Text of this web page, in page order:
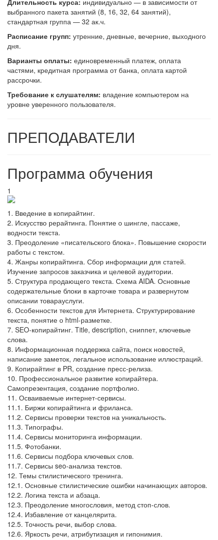
Длительность курса: индивидуально — в зависимости от
выбранного пакета занятий (8, 16, 32, 64 занятий),
стандартная группа — 32 ак.ч.
Расписание групп: утренние, дневные, вечерние, выходного
дня.
Варианты оплаты: единовременный платеж, оплата
частями, кредитная программа от банка, оплата картой
рассрочки.
Требование к слушателям: владение компьютером на
уровне уверенного пользователя.
ПРЕПОДАВАТЕЛИ
Программа обучения
1
1. Введение в копирайтинг.
2. Искусство рерайтинга. Понятие о шингле, пассаже,
водности текста.
3. Преодоление «писательского блока». Повышение скорости
работы с текстом.
4. Жанры копирайтинга. Сбор информации для статей.
Изучение запросов заказчика и целевой аудитории.
5. Структура продающего текста. Схема AIDA. Основные
содержательные блоки в карточке товара и развернутом
описании товарауслуги.
6. Особенности текстов для Интернета. Структурирование
текста, понятие о html-разметке.
7. SEO-копирайтинг. Title, description, сниппет, ключевые
слова.
8. Информационная поддержка сайта, поиск новостей,
написание заметок, легальное использование иллюстраций.
9. Копирайтинг в PR, создание пресс-релиза.
10. Профессиональное развитие копирайтера.
Самопрезентация, создание портфолио.
11. Осваиваемые интернет-сервисы.
11.1. Биржи копирайтинга и фриланса.
11.2. Сервисы проверки текстов на уникальность.
11.3. Типографы.
11.4. Сервисы мониторинга информации.
11.5. Фотобанки.
11.6. Сервисы подбора ключевых слов.
11.7. Сервисы seo-анализа текстов.
12. Темы стилистического тренинга.
12.1. Основные стилистические ошибки начинающих авторов.
12.2. Логика текста и абзаца.
12.3. Преодоление многословия, метод стоп-слов.
12.4. Избавление от канцелярита.
12.5. Точность речи, выбор слова.
12.6. Яркость речи, атрибутизация и гипонимия.